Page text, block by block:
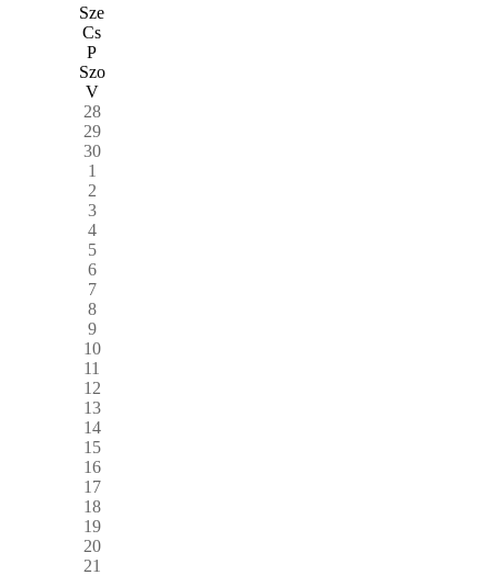
Sze
Cs
P
Szo
V
28
29
30
1
2
3
4
5
6
7
8
9
10
11
12
13
14
15
16
17
18
19
20
21